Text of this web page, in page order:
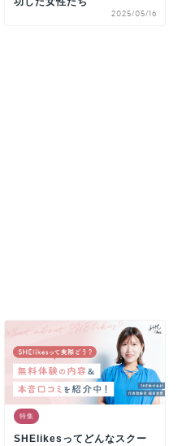
2025/05/16
特集
SHElikesってどんなスクー